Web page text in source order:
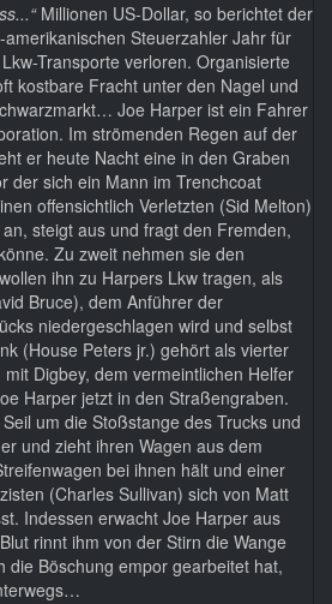
Millionen US-Dollar, so berichtet der
Steuerzahler Jahr für
Transporte verloren. Organisierte
kostbare Fracht unter den Nagel und
Joe Harper ist ein Fahrer
Im strömenden Regen auf der
er heute Nacht eine in den Graben
der sich ein Mann im Trenchcoat
offensichtlich Verletzten (Sid Melton)
steigt aus und fragt den Fremden,
Zu zweit nehmen sie den
ihn zu Harpers Lkw tragen, als
Bruce), dem Anführer der
niedergeschlagen wird und selbst
(House Peters jr.) gehört als vierter
Digbey, dem vermeintlichen Helfer
Harper jetzt in den Straßengraben.
um die Stoßstange des Trucks und
und zieht ihren Wagen aus dem
bei ihnen hält und einer
(Charles Sullivan) sich von Matt
Indessen erwacht Joe Harper aus
rinnt ihm von der Stirn die Wange
die Böschung empor gearbeitet hat,